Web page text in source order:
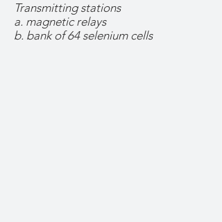
Transmitting stations
a. magnetic relays
b. bank of 64 selenium cells